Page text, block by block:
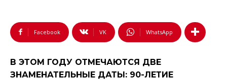
Facebook VK WhatsApp
В ЭТОМ ГОДУ ОТМЕЧАЮТСЯ ДВЕ
ЗНАМЕНАТЕЛЬНЫЕ ДАТЫ: 90-ЛЕТИЕ